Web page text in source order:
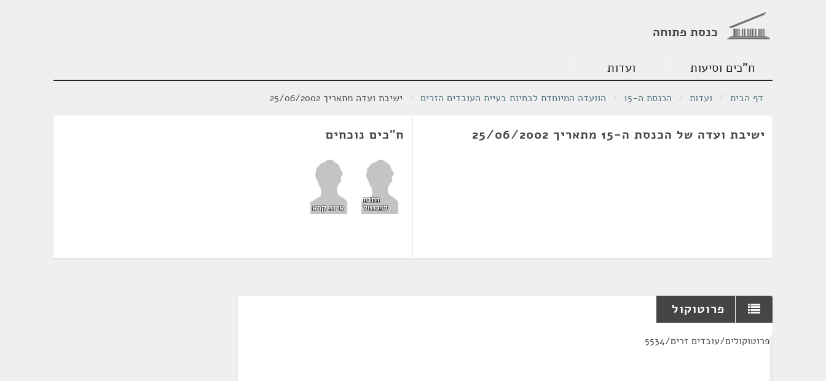
כנסת פתוחה
ח"כים וסיעות ועדות
דף הבית / ועדות / הכנסת ה-15 / הוועדה המיוחדת לבחינת בעיית העובדים הזרים / ישיבת ועדה מתאריך 25/06/2002
ישיבת ועדה של הכנסת ה-15 מתאריך 25/06/2002 ח"כים נוכחים
נחום
לנגנטל איוב קרא
פרוטוקול
פרוטוקולים/עובדים זרים/5534